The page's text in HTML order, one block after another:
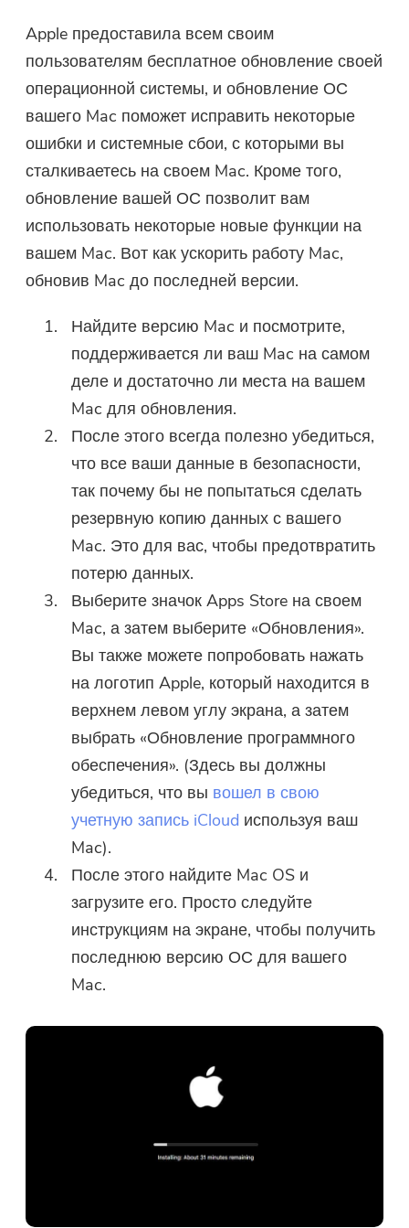
Apple предоставила всем своим
пользователям бесплатное обновление своей
операционной системы, и обновление ОС
вашего Mac поможет исправить некоторые
ошибки и системные сбои, с которыми вы
сталкиваетесь на своем Mac. Кроме того,
обновление вашей ОС позволит вам
использовать некоторые новые функции на
вашем Mac. Вот как ускорить работу Mac,
обновив Mac до последней версии.
Найдите версию Mac и посмотрите,
поддерживается ли ваш Mac на самом
деле и достаточно ли места на вашем
Mac для обновления.
После этого всегда полезно убедиться,
что все ваши данные в безопасности,
так почему бы не попытаться сделать
резервную копию данных с вашего
Mac. Это для вас, чтобы предотвратить
потерю данных.
Выберите значок Apps Store на своем
Mac, а затем выберите «Обновления».
Вы также можете попробовать нажать
на логотип Apple, который находится в
верхнем левом углу экрана, а затем
выбрать «Обновление программного
обеспечения». (Здесь вы должны
убедиться, что вы вошел в свою
учетную запись iCloud используя ваш
Mac).
После этого найдите Mac OS и
загрузите его. Просто следуйте
инструкциям на экране, чтобы получить
последнюю версию ОС для вашего
Mac.